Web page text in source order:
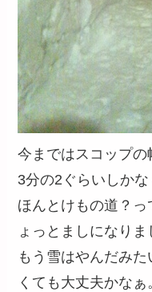
今まではスコップ
3分の2ぐらいしかな
ほんとけもの道？
ょっとましになりま
もう雪はやんだみ
くても大丈夫かなぁ